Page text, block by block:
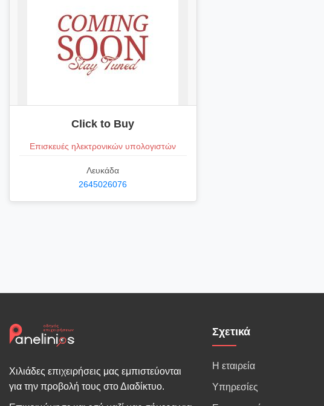
Click to Buy
Επισκευές ηλεκτρονικών υπολογιστών
Λευκάδα
2645026076
Χιλιάδες επιχειρήσεις μας εμπιστεύονται
για την προβολή τους στο Διαδίκτυο.
Σχετικά
Η εταιρεία
Υπηρεσίες